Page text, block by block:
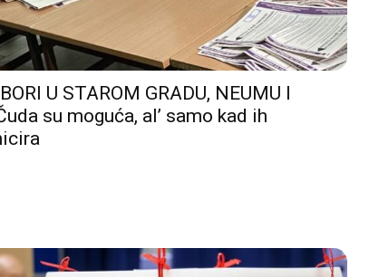
U STAROM GRADU, NEUMU I
su moguća, al’ samo kad ih